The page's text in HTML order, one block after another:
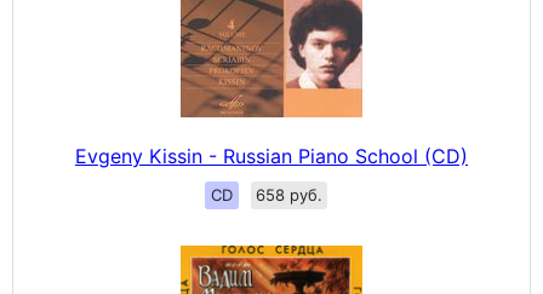
Evgeny Kissin - Russian Piano School (CD)
CD 658 руб.